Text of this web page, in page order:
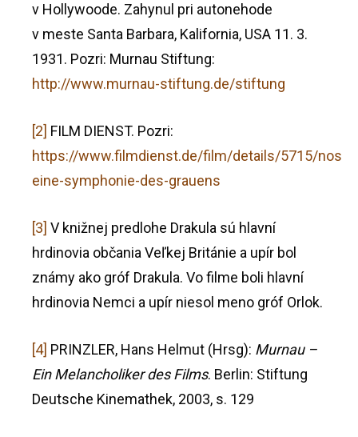
v Hollywoode. Zahynul pri autonehode
v meste Santa Barbara, Kalifornia, USA 11. 3.
1931. Pozri: Murnau Stiftung:
http://www.murnau-stiftung.de/stiftung
[2] FILM DIENST. Pozri:
https://www.filmdienst.de/film/details/5715/
eine-symphonie-des-grauens
[3] V knižnej predlohe Drakula sú hlavní
hrdinovia občania Veľkej Británie a upír bol
známy ako gróf Drakula. Vo filme boli hlavní
hrdinovia Nemci a upír niesol meno gróf Orlok.
[4] PRINZLER, Hans Helmut (Hrsg): Murnau –
Ein Melancholiker des Films. Berlin: Stiftung
Deutsche Kinemathek, 2003, s. 129